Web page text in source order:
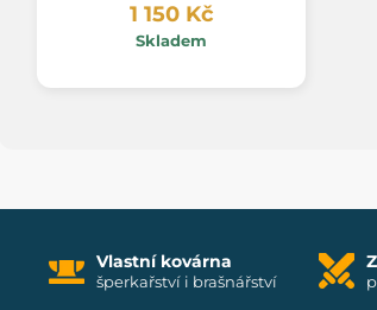
1 150 Kč
Skladem
Vlastní kovárna
šperkařství i brašnářství